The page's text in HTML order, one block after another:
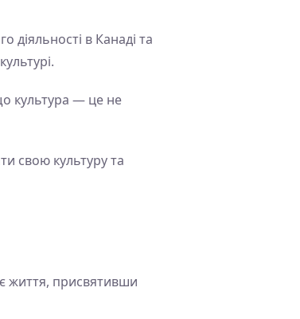
діяльності в Канаді та
культура — це не
свою культуру та
життя, присвятивши